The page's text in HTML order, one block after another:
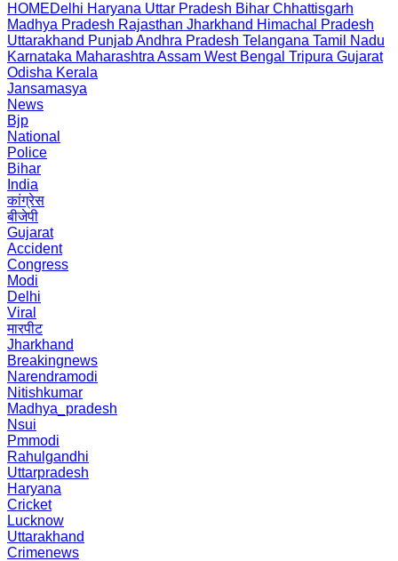
HOMEDelhi Haryana Uttar Pradesh Bihar Chhattisgarh
Madhya Pradesh Rajasthan Jharkhand Himachal Pradesh
Uttarakhand PunjabAndhra Pradesh Telangana Tamil Nadu
Karnataka Maharashtra Assam West Bengal Tripura Gujarat
Odisha Kerala
Jansamasya
News
Bjp
National
Police
Bihar
India
कांग्रेस
बीजेपी
Gujarat
Accident
Congress
Modi
Delhi
Viral
मारपीट
Jharkhand
Breakingnews
Narendramodi
Nitishkumar
Madhya_pradesh
Nsui
Pmmodi
Rahulgandhi
Uttarpradesh
Haryana
Cricket
Lucknow
Uttarakhand
Crimenews